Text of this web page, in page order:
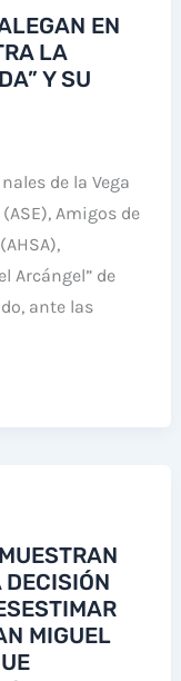
EN
LA
Y SU
de la Vega
Amigos de
Arcángel” de
ante las
MIGUEL